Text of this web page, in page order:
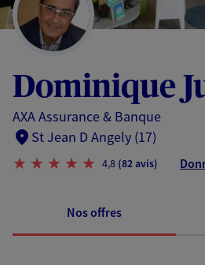
page
Dominique
AXA Assurance & Banque
St Jean D Angely (17)
4,8 (82 avis)
Nos offres